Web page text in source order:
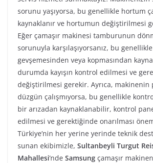
sorunu yaşıyorsa, bu genellikle hortum
kaynaklanır ve hortumun değiştirilmesi
Eğer çamaşır makinesi tamburunun
sorunuyla karşılaşıyorsanız, bu genellikle
gevşemesinden veya kopmasından
durumda kayışın kontrol edilmesi ve
değiştirilmesi gerekir. Ayrıca, makinenin
düzgün çalışmıyorsa, bu genellikle
bir arızadan kaynaklanabilir, kontrol
edilmesi ve gerektiğinde onarılması
Türkiye’nin her yerine yerinde teknik
sunan ekibimizle, Sultanbeyli Turgut
Mahallesi’nde Samsung çamaşır